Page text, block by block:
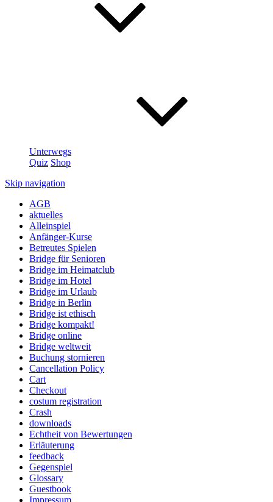
Unterwegs
Quiz Shop
Skip navigation
AGB
aktuelles
Alleinspiel
Anfänger-Kurse
Betreutes Spielen
Bridge für Senioren
Bridge im Heimatclub
Bridge im Hotel
Bridge im Urlaub
Bridge in Berlin
Bridge ist ethisch
Bridge kompakt!
Bridge online
Bridge weltweit
Buchung stornieren
Cancellation Policy
Cart
Checkout
costum registration
Crash
downloads
Echtheit von Bewertungen
Erläuterung
feedback
Gegenspiel
Glossary
Guestbook
Impressum